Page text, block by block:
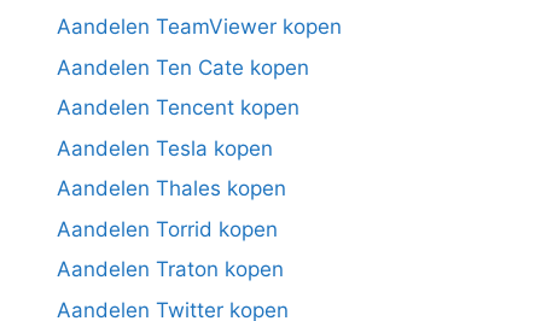
Aandelen TeamViewer kopen
Aandelen Ten Cate kopen
Aandelen Tencent kopen
Aandelen Tesla kopen
Aandelen Thales kopen
Aandelen Torrid kopen
Aandelen Traton kopen
Aandelen Twitter kopen